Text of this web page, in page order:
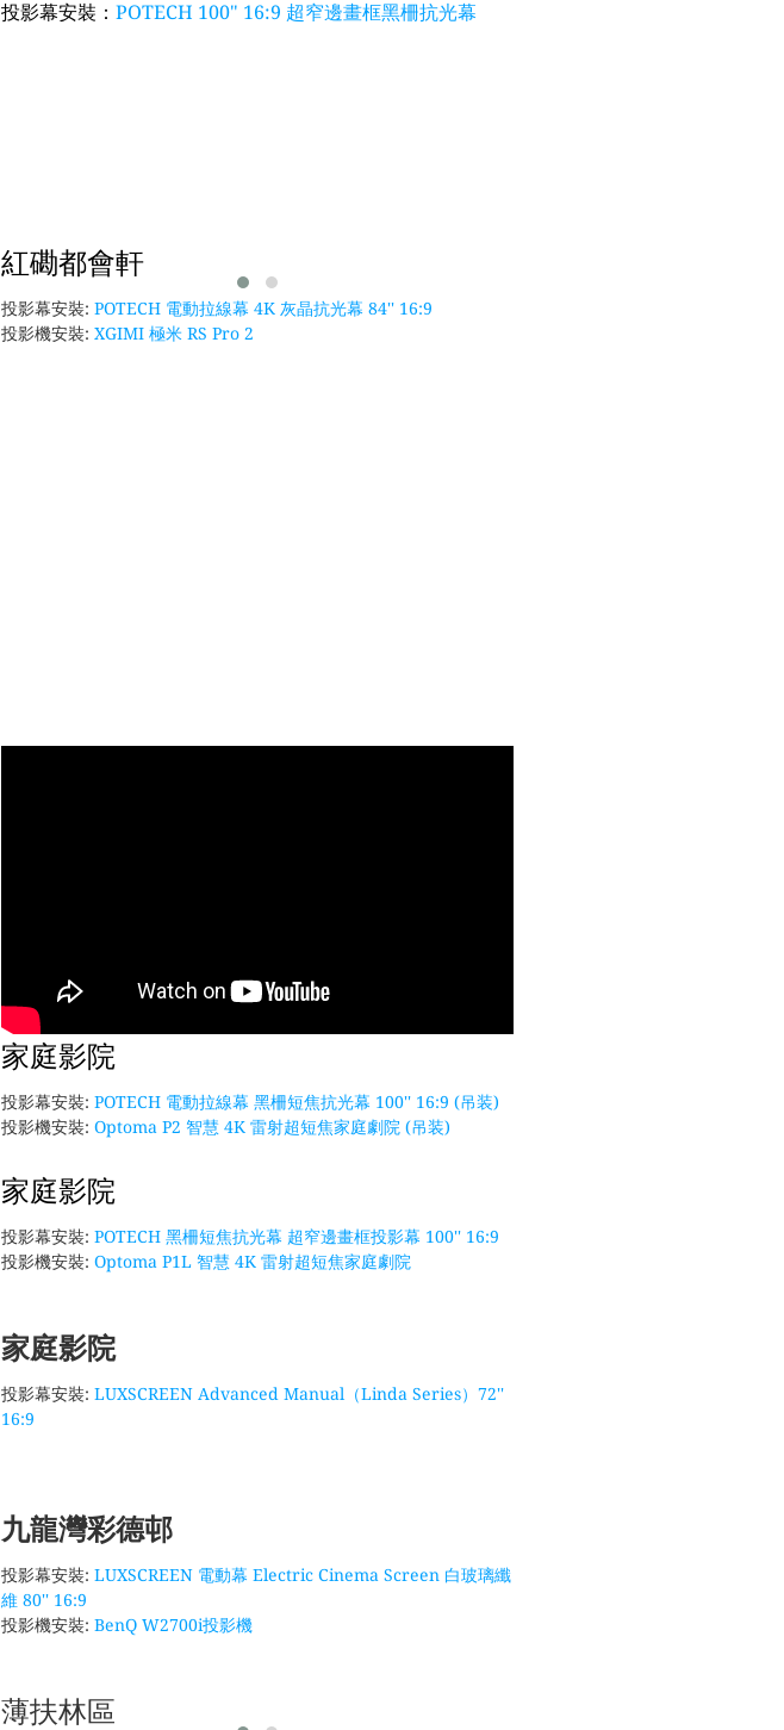
投影幕安裝： POTECH 100" 16:9 超窄邊畫框黑柵抗光幕
紅磡都會軒
投影幕安裝: POTECH 電動拉線幕 4K 灰晶抗光幕 84'' 16:9
投影機安裝: XGIMI 極米 RS Pro 2
家庭影院
投影幕安裝: POTECH 電動拉線幕 黑柵短焦抗光幕 100'' 16:9 (吊装)
投影機安裝: Optoma P2 智慧 4K 雷射超短焦家庭劇院 (吊装)
家庭影院
投影幕安裝: POTECH 黑柵短焦抗光幕 超窄邊畫框投影幕 100'' 16:9
投影機安裝: Optoma P1L 智慧 4K 雷射超短焦家庭劇院
家庭影院
投影幕安裝: LUXSCREEN Advanced Manual（Linda Series）72''
16:9
九龍灣彩德邨
投影幕安裝: LUXSCREEN 電動幕 Electric Cinema Screen 白玻璃纖
維 80'' 16:9
投影機安裝: BenQ W2700i投影機
薄扶林區